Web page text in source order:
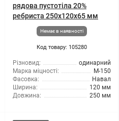
рядова пустотіла 20%
ребриста 250х120х65 мм
Немає в наявності
Код товару: 105280
Різновид:
одинарний
Марка міцності:
М-150
Фасовка:
Навал
Ширина:
120 мм
Довжина:
250 мм